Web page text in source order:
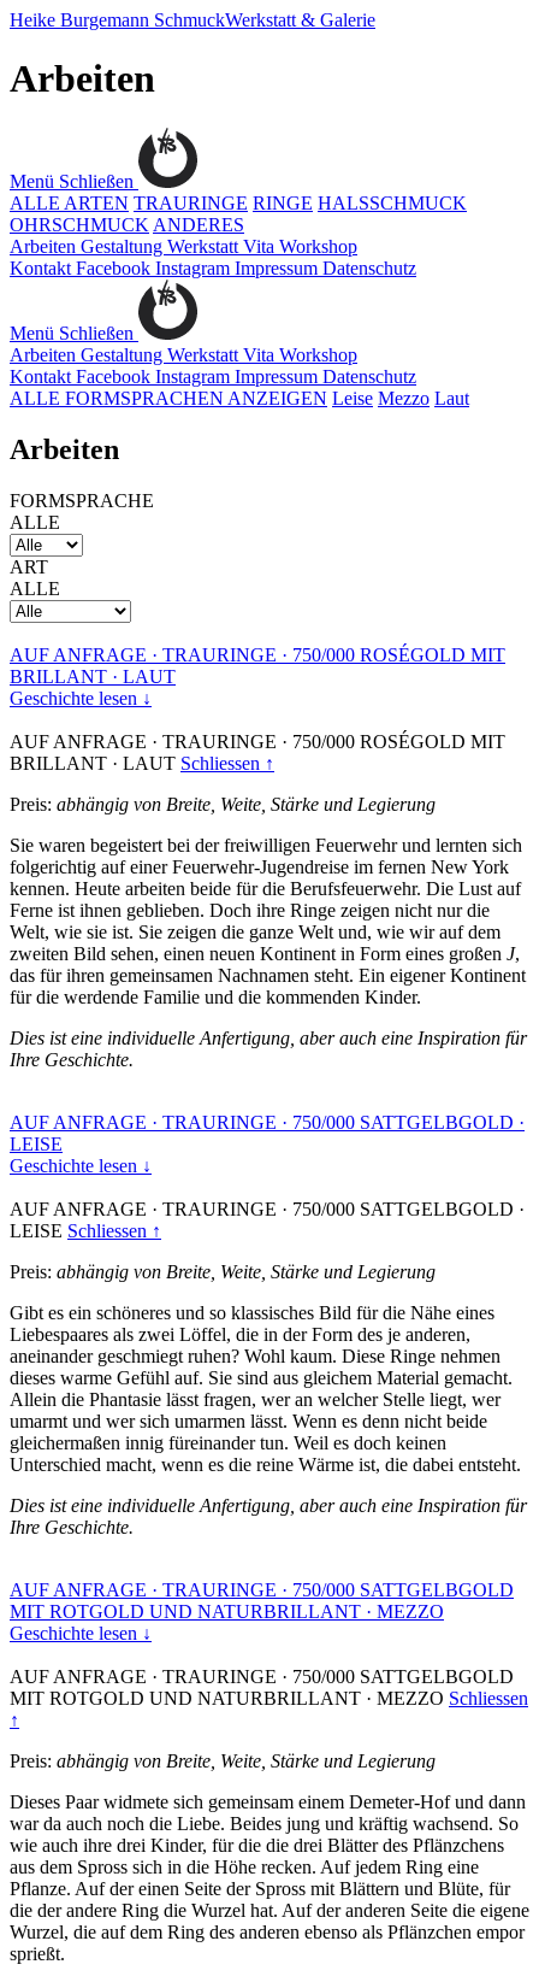
Heike Burgemann SchmuckWerkstatt & Galerie
Arbeiten
Menü Schließen
ALLE ARTEN TRAURINGE RINGE HALSSCHMUCK
OHRSCHMUCK ANDERES
Arbeiten Gestaltung Werkstatt Vita Workshop
Kontakt Facebook Instagram Impressum Datenschutz
Menü Schließen
Arbeiten Gestaltung Werkstatt Vita Workshop
Kontakt Facebook Instagram Impressum Datenschutz
ALLE FORMSPRACHEN ANZEIGEN Leise Mezzo Laut
Arbeiten
FORMSPRACHE
ALLE
ART
ALLE
AUF ANFRAGE · TRAURINGE · 750/000 ROSÉGOLD MIT
BRILLANT · LAUT
Geschichte lesen ↓
AUF ANFRAGE · TRAURINGE · 750/000 ROSÉGOLD MIT
BRILLANT · LAUT Schliessen ↑
Preis: abhängig von Breite, Weite, Stärke und Legierung
Sie waren begeistert bei der freiwilligen Feuerwehr und lernten sich
folgerichtig auf einer Feuerwehr-Jugendreise im fernen New York
kennen. Heute arbeiten beide für die Berufsfeuerwehr. Die Lust auf
Ferne ist ihnen geblieben. Doch ihre Ringe zeigen nicht nur die
Welt, wie sie ist. Sie zeigen die ganze Welt und, wie wir auf dem
zweiten Bild sehen, einen neuen Kontinent in Form eines großen J,
das für ihren gemeinsamen Nachnamen steht. Ein eigener Kontinent
für die werdende Familie und die kommenden Kinder.
Dies ist eine individuelle Anfertigung, aber auch eine Inspiration für
Ihre Geschichte.
AUF ANFRAGE · TRAURINGE · 750/000 SATTGELBGOLD ·
LEISE
Geschichte lesen ↓
AUF ANFRAGE · TRAURINGE · 750/000 SATTGELBGOLD ·
LEISE Schliessen ↑
Preis: abhängig von Breite, Weite, Stärke und Legierung
Gibt es ein schöneres und so klassisches Bild für die Nähe eines
Liebespaares als zwei Löffel, die in der Form des je anderen,
aneinander geschmiegt ruhen? Wohl kaum. Diese Ringe nehmen
dieses warme Gefühl auf. Sie sind aus gleichem Material gemacht.
Allein die Phantasie lässt fragen, wer an welcher Stelle liegt, wer
umarmt und wer sich umarmen lässt. Wenn es denn nicht beide
gleichermaßen innig füreinander tun. Weil es doch keinen
Unterschied macht, wenn es die reine Wärme ist, die dabei entsteht.
Dies ist eine individuelle Anfertigung, aber auch eine Inspiration für
Ihre Geschichte.
AUF ANFRAGE · TRAURINGE · 750/000 SATTGELBGOLD
MIT ROTGOLD UND NATURBRILLANT · MEZZO
Geschichte lesen ↓
AUF ANFRAGE · TRAURINGE · 750/000 SATTGELBGOLD
MIT ROTGOLD UND NATURBRILLANT · MEZZO Schliessen
↑
Preis: abhängig von Breite, Weite, Stärke und Legierung
Dieses Paar widmete sich gemeinsam einem Demeter-Hof und dann
war da auch noch die Liebe. Beides jung und kräftig wachsend. So
wie auch ihre drei Kinder, für die die drei Blätter des Pflänzchens
aus dem Spross sich in die Höhe recken. Auf jedem Ring eine
Pflanze. Auf der einen Seite der Spross mit Blättern und Blüte, für
die der andere Ring die Wurzel hat. Auf der anderen Seite die eigene
Wurzel, die auf dem Ring des anderen ebenso als Pflänzchen empor
sprießt.